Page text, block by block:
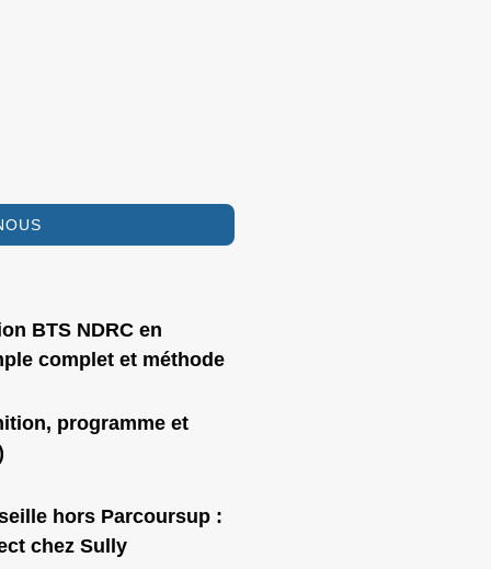
BTS NDRC en
complet et méthode
programme et
hors Parcoursup :
chez Sully